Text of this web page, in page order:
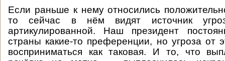
Если раньше к нему относились
то сейчас в нём видят источник
артикулированной. Наш президент
страны какие-то преференции, но угроза от
восприниматься как таковая. И то, что